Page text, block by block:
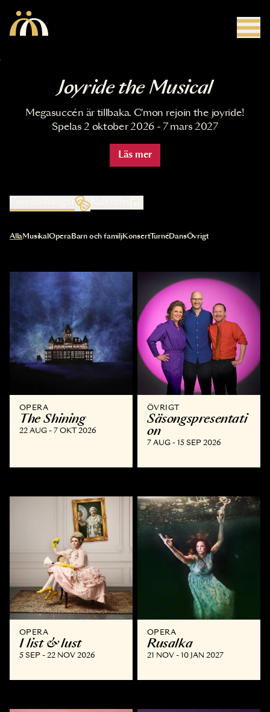
Joyride the Musical
Megasuccén är tillbaka. C'mon rejoin the joyride!
Spelas 2 oktober 2026 - 7 mars 2027
Läs mer
Kalender
Val av kategori uppdaterar innehållet automatiskt
AllaMusikal OperaBarn och familjKonsertTurnéDansÖvrigt
OPERA
The Shining
22 AUG - 7 OKT 2026
ÖVRIGT
Säsongspresentati
on
7 AUG - 15 SEP 2026
OPERA
I list & lust
5 SEP - 22 NOV 2026
OPERA
Rusalka
21 NOV - 10 JAN 2027